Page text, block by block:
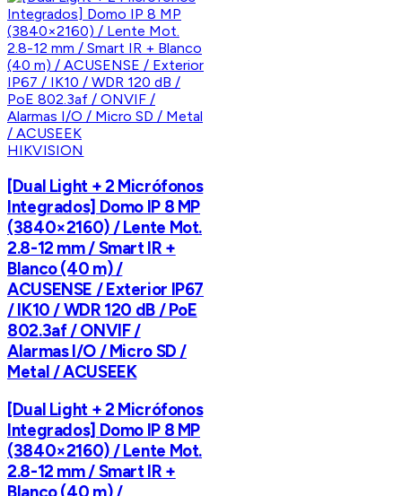
HIKVISION
[Dual Light + 2 Micrófonos
Integrados] Domo IP 8 MP
(3840×2160) / Lente Mot.
2.8-12 mm / Smart IR +
Blanco (40 m) /
ACUSENSE / Exterior IP67
/ IK10 / WDR 120 dB / PoE
802.3af / ONVIF /
Alarmas I/O / Micro SD /
Metal / ACUSEEK
[Dual Light + 2 Micrófonos
Integrados] Domo IP 8 MP
(3840×2160) / Lente Mot.
2.8-12 mm / Smart IR +
Blanco (40 m) /